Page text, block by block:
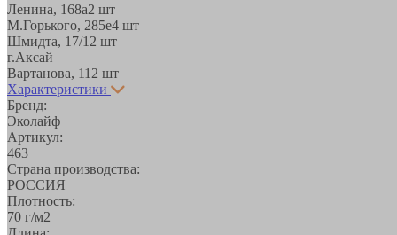
Ленина, 168а2 шт
М.Горького, 285е4 шт
Шмидта, 17/1 2 шт
г.Аксай
Вартанова, 11 2 шт
Характеристики
Бренд:
Эколайф
Артикул:
463
Страна производства:
РОССИЯ
Плотность:
70 г/м2